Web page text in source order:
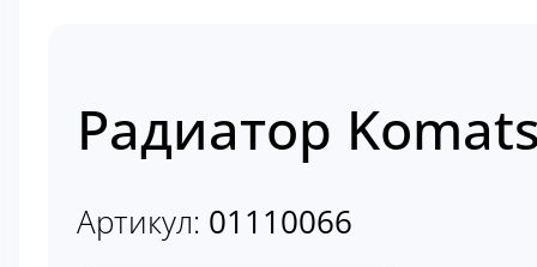
Радиатор
Артикул: 01110066